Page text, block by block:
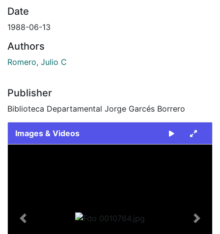
Date
1988-06-13
Authors
Romero, Julio C
Publisher
Biblioteca Departamental Jorge Garcés Borrero
Images & Videos
Previous Next